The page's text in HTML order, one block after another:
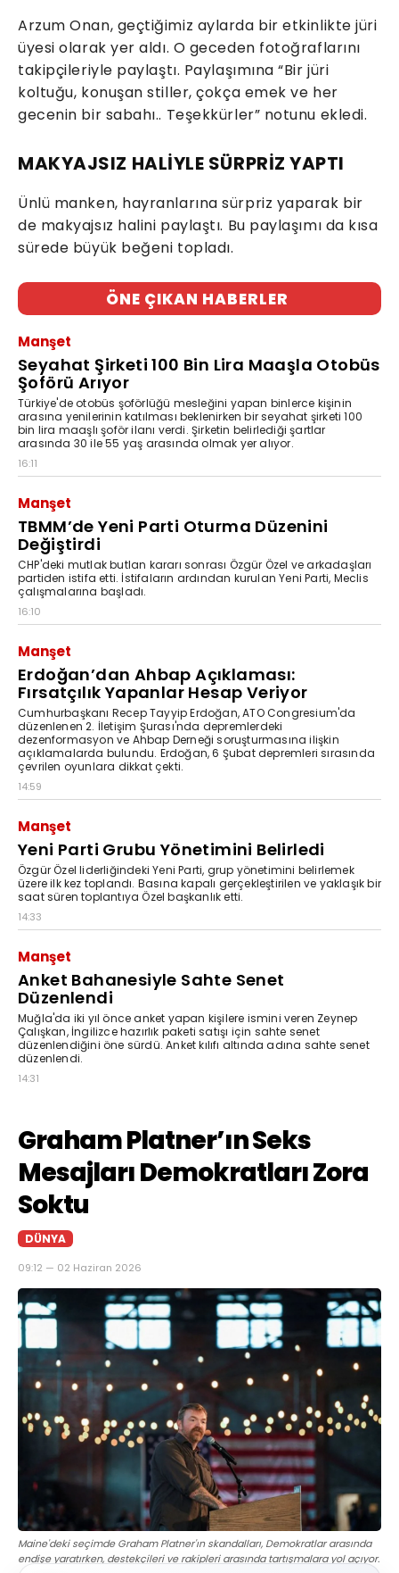
Arzum Onan, geçtiğimiz aylarda bir etkinlikte jüri
üyesi olarak yer aldı. O geceden fotoğraflarını
takipçileriyle paylaştı. Paylaşımına “Bir jüri
koltuğu, konuşan stiller, çokça emek ve her
gecenin bir sabahı.. Teşekkürler” notunu ekledi.
MAKYAJSIZ HALİYLE SÜRPRİZ YAPTI
Ünlü manken, hayranlarına sürpriz yaparak bir
de makyajsız halini paylaştı. Bu paylaşımı da kısa
sürede büyük beğeni topladı.
ÖNE ÇIKAN HABERLER
Manşet
Seyahat Şirketi 100 Bin Lira Maaşla Otobüs
Şoförü Arıyor
Türkiye'de otobüs şoförlüğü mesleğini yapan binlerce kişinin
arasına yenilerinin katılması beklenirken bir seyahat şirketi 100
bin lira maaşlı şoför ilanı verdi. Şirketin belirlediği şartlar
arasında 30 ile 55 yaş arasında olmak yer alıyor.
16:11
Manşet
TBMM’de Yeni Parti Oturma Düzenini
Değiştirdi
CHP'deki mutlak butlan kararı sonrası Özgür Özel ve arkadaşları
partiden istifa etti. İstifaların ardından kurulan Yeni Parti, Meclis
çalışmalarına başladı.
16:10
Manşet
Erdoğan’dan Ahbap Açıklaması:
Fırsatçılık Yapanlar Hesap Veriyor
Cumhurbaşkanı Recep Tayyip Erdoğan, ATO Congresium'da
düzenlenen 2. İletişim Şurası'nda depremlerdeki
dezenformasyon ve Ahbap Derneği soruşturmasına ilişkin
açıklamalarda bulundu. Erdoğan, 6 Şubat depremleri sırasında
çevrilen oyunlara dikkat çekti.
14:59
Manşet
Yeni Parti Grubu Yönetimini Belirledi
Özgür Özel liderliğindeki Yeni Parti, grup yönetimini belirlemek
üzere ilk kez toplandı. Basına kapalı gerçekleştirilen ve yaklaşık bir
saat süren toplantıya Özel başkanlık etti.
14:33
Manşet
Anket Bahanesiyle Sahte Senet
Düzenlendi
Muğla'da iki yıl önce anket yapan kişilere ismini veren Zeynep
Çalışkan, İngilizce hazırlık paketi satışı için sahte senet
düzenlendiğini öne sürdü. Anket kılıfı altında adına sahte senet
düzenlendi.
14:31